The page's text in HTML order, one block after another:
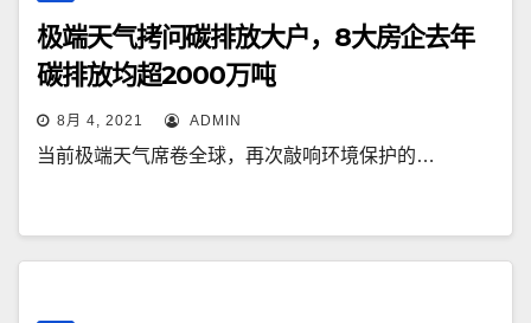
极端天气拷问碳排放大户，8大房企去年
碳排放均超2000万吨
8月 4, 2021 ADMIN
当前极端天气席卷全球，再次敲响环境保护的…